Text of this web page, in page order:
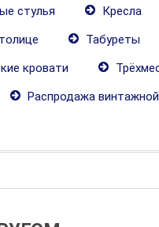
стулья Кресла
Табуреты
кровати
Распродажа